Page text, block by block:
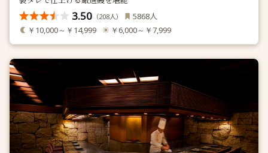
3.50 （208人） 5868人
￥10,000～￥14,999 ￥6,000～￥7,999